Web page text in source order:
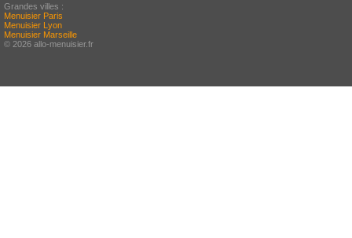
Grandes villes :
Menuisier Paris
Menuisier Lyon
Menuisier Marseille
© 2026 allo-menuisier.fr